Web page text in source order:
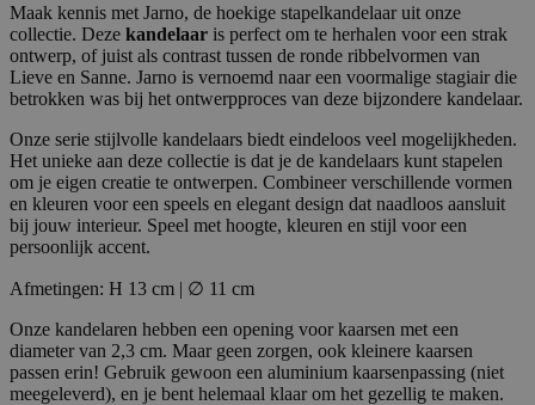
Maak kennis met Jarno, de hoekige stapelkandelaar uit onze
collectie. Deze kandelaar is perfect om te herhalen voor een strak
ontwerp, of juist als contrast tussen de ronde ribbelvormen van
Lieve en Sanne. Jarno is vernoemd naar een voormalige stagiair die
betrokken was bij het ontwerpproces van deze bijzondere kandelaar.
Onze serie stijlvolle kandelaars biedt eindeloos veel mogelijkheden.
Het unieke aan deze collectie is dat je de kandelaars kunt stapelen
om je eigen creatie te ontwerpen. Combineer verschillende vormen
en kleuren voor een speels en elegant design dat naadloos aansluit
bij jouw interieur. Speel met hoogte, kleuren en stijl voor een
persoonlijk accent.
Afmetingen: H 13 cm | ∅ 11 cm
Onze kandelaren hebben een opening voor kaarsen met een
diameter van 2,3 cm. Maar geen zorgen, ook kleinere kaarsen
passen erin! Gebruik gewoon een aluminium kaarsenpassing (niet
meegeleverd), en je bent helemaal klaar om het gezellig te maken.